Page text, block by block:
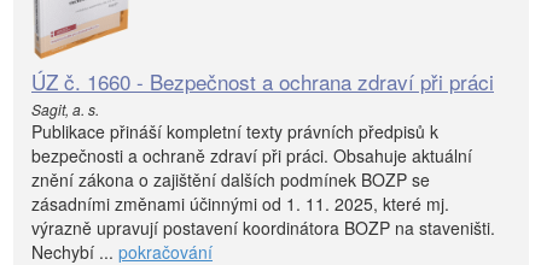
ÚZ č. 1660 - Bezpečnost a ochrana zdraví při práci
Sagit, a. s.
Publikace přináší kompletní texty právních předpisů k
bezpečnosti a ochraně zdraví při práci. Obsahuje aktuální
znění zákona o zajištění dalších podmínek BOZP se
zásadními změnami účinnými od 1. 11. 2025, které mj.
výrazně upravují postavení koordinátora BOZP na staveništi.
Nechybí ... pokračování